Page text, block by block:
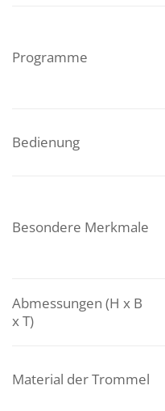
Programme
Bedienung
Besondere Merkmale
Abmessungen (H x B
x T)
Material der Trommel